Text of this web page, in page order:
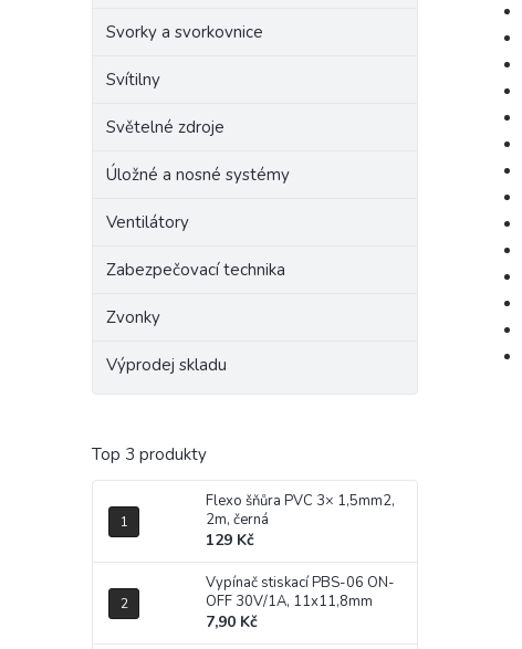
Svorky a svorkovnice
Svítilny
Světelné zdroje
Úložné a nosné systémy
Ventilátory
Zabezpečovací technika
Zvonky
Výprodej skladu
Top 3 produkty
Flexo šňůra PVC 3× 1,5mm2,
2m, černá
129 Kč
Vypínač stiskací PBS-06 ON-
OFF 30V/1A, 11x11,8mm
7,90 Kč